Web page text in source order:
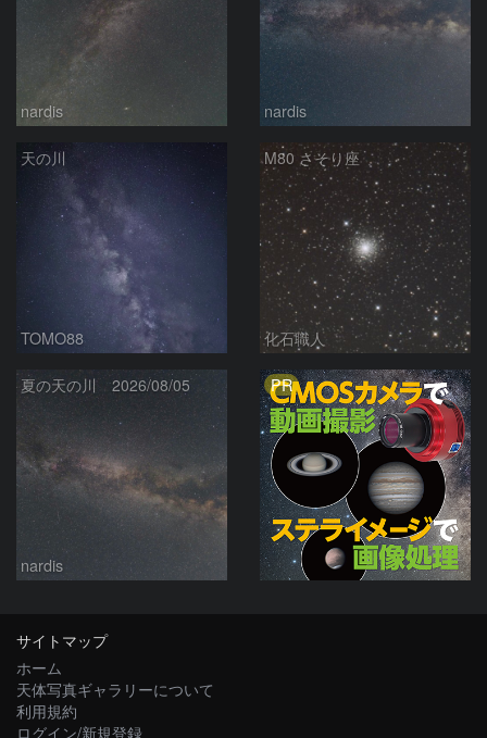
nardis nardis
天の川
TOMO88
M80 さそり座
化石職人
夏の天の川 2026/08/05
nardis
PR
サイトマップ
ホーム
天体写真ギャラリーについて
利用規約
ログイン/新規登録